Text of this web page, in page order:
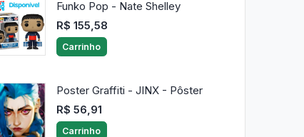
Funko Pop - Nate Shelley
R$ 155,58
Carrinho
Poster Graffiti - JINX - Pôster
R$ 56,91
Carrinho